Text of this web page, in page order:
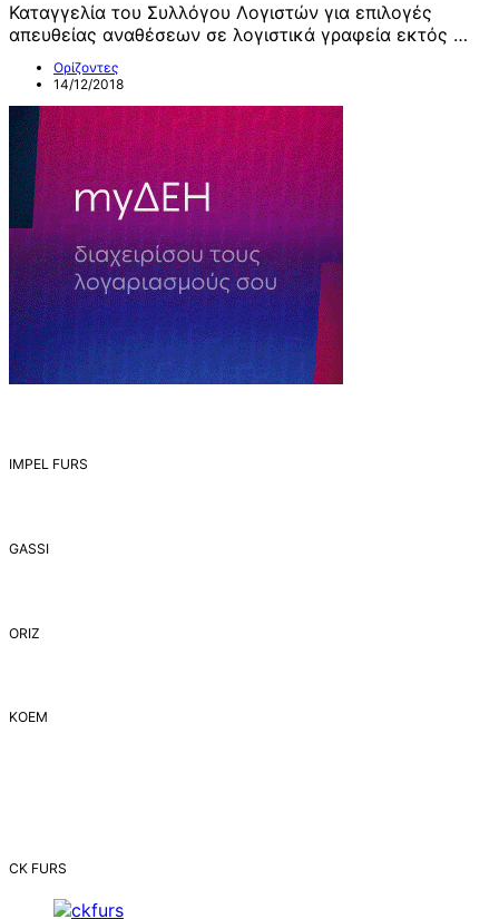
Καταγγελία του Συλλόγου Λογιστών για επιλογές
απευθείας αναθέσεων σε λογιστικά γραφεία εκτός …
Ορίζοντες
14/12/2018
IMPEL FURS
GASSI
ORIZ
ΚΟΕΜ
CK FURS